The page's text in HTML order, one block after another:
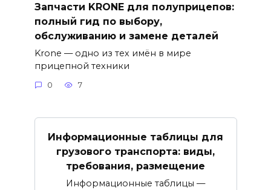
Запчасти KRONE для полуприцепов:
полный гид по выбору,
обслуживанию и замене деталей
Krone — одно из тех имён в мире
прицепной техники
0 7
Информационные таблицы для
грузового транспорта: виды,
требования, размещение
Информационные таблицы —